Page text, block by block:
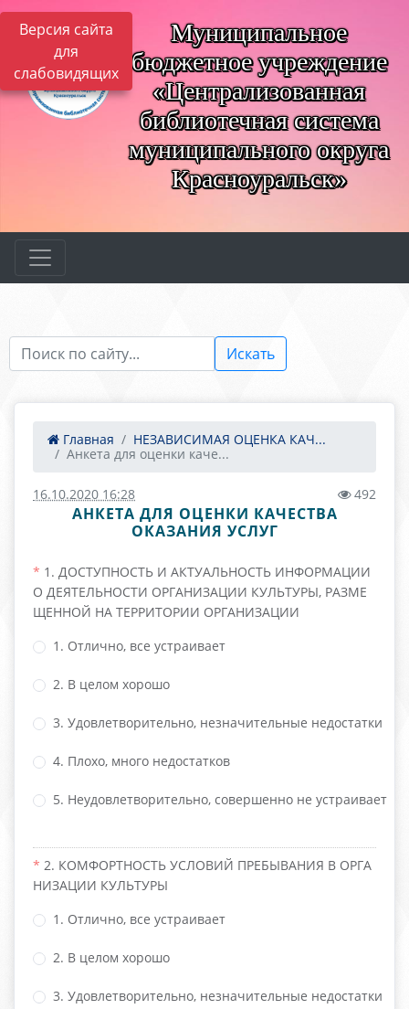
Версия сайта
для
слабовидящих
Муниципальное
бюджетное учреждение
«Централизованная
библиотечная система
муниципального округа
Красноуральск»
Искать
Главная
НЕЗАВИСИМАЯ ОЦЕНКА КАЧ...
Анкета для оценки каче...
16.10.2020 16:28 492
АНКЕТА ДЛЯ ОЦЕНКИ КАЧЕСТВА
ОКАЗАНИЯ УСЛУГ
1. ДОСТУПНОСТЬ И АКТУАЛЬНОСТЬ ИНФОРМАЦИИ
О ДЕЯТЕЛЬНОСТИ ОРГАНИЗАЦИИ КУЛЬТУРЫ, РАЗМЕ
ЩЕННОЙ НА ТЕРРИТОРИИ ОРГАНИЗАЦИИ
1. Отлично, все устраивает
2. В целом хорошо
3. Удовлетворительно, незначительные недостатки
4. Плохо, много недостатков
5. Неудовлетворительно, совершенно не устраивает
2. КОМФОРТНОСТЬ УСЛОВИЙ ПРЕБЫВАНИЯ В ОРГА
НИЗАЦИИ КУЛЬТУРЫ
1. Отлично, все устраивает
2. В целом хорошо
3. Удовлетворительно, незначительные недостатки